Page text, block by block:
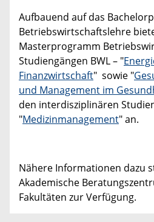
Aufbauend auf das
Betriebswirtschaftslehre
Masterprogramm
Studiengängen BWL – "
Finanzwirtschaft" sowie "
und Management im
den interdisziplinären
"Medizinmanagement" an.
Nähere Informationen dazu
Akademische
Fakultäten zur Verfügung.